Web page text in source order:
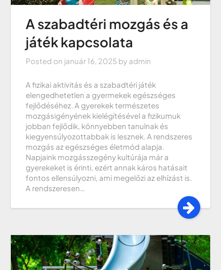
A szabadtéri mozgás és a
játék kapcsolata
Posted on január 16, 2025 by admin
A fizikai aktivitás és a szabadtéri játék
elengedhetetlen a gyermekek egészséges
fejlődéséhez. A gyerekek természetes
mozgásigényének kielégítésével a fizikumuk
jobban fejlődik, könnyebben tanulnak és
kiegyensúlyozottabbak is lesznek. A rendszeres
mozgás az egészséges életmód alapja.
Napjaink mozgásszegény kultúrája már a
gyerekeket is érinti, ezért annak káros hatásait
fontos ellensúlyozni, ami megelőzi az elhízást is.
A rendszeresen…